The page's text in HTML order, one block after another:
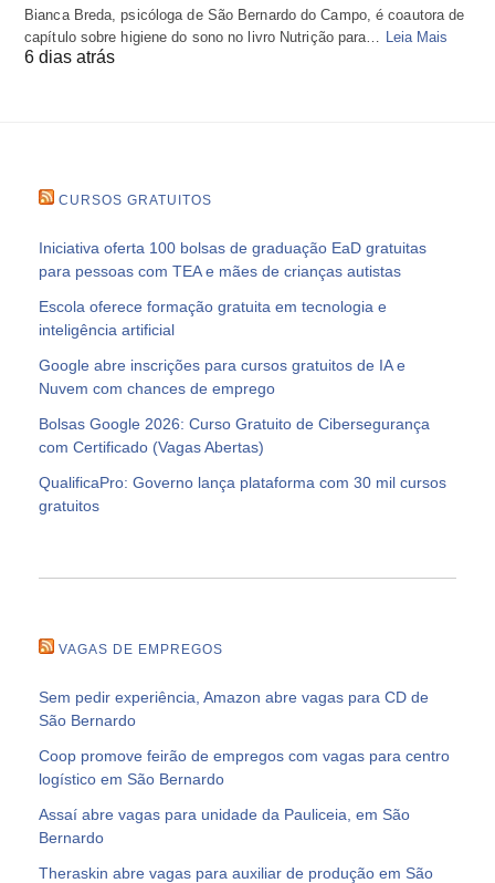
Bianca Breda, psicóloga de São Bernardo do Campo, é coautora de
capítulo sobre higiene do sono no livro Nutrição para…
Leia Mais
6 dias atrás
CURSOS GRATUITOS
Iniciativa oferta 100 bolsas de graduação EaD gratuitas
para pessoas com TEA e mães de crianças autistas
Escola oferece formação gratuita em tecnologia e
inteligência artificial
Google abre inscrições para cursos gratuitos de IA e
Nuvem com chances de emprego
Bolsas Google 2026: Curso Gratuito de Cibersegurança
com Certificado (Vagas Abertas)
QualificaPro: Governo lança plataforma com 30 mil cursos
gratuitos
VAGAS DE EMPREGOS
Sem pedir experiência, Amazon abre vagas para CD de
São Bernardo
Coop promove feirão de empregos com vagas para centro
logístico em São Bernardo
Assaí abre vagas para unidade da Pauliceia, em São
Bernardo
Theraskin abre vagas para auxiliar de produção em São